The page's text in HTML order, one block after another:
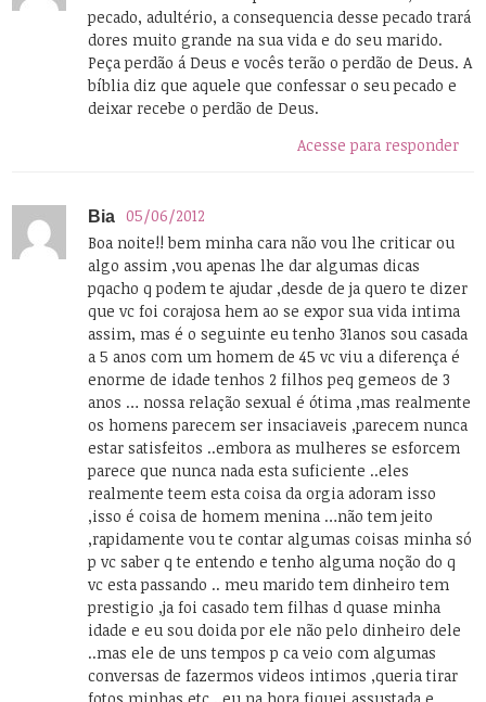
pecado, adultério, a consequencia desse pecado trará
dores muito grande na sua vida e do seu marido.
Peça perdão á Deus e vocês terão o perdão de Deus. A
bíblia diz que aquele que confessar o seu pecado e
deixar recebe o perdão de Deus.
Acesse para responder
Bia
05/06/2012
Boa noite!! bem minha cara não vou lhe criticar ou
algo assim ,vou apenas lhe dar algumas dicas
pqacho q podem te ajudar ,desde de ja quero te dizer
que vc foi corajosa hem ao se expor sua vida intima
assim, mas é o seguinte eu tenho 31anos sou casada
a 5 anos com um homem de 45 vc viu a diferença é
enorme de idade tenhos 2 filhos peq gemeos de 3
anos … nossa relação sexual é ótima ,mas realmente
os homens parecem ser insaciaveis ,parecem nunca
estar satisfeitos ..embora as mulheres se esforcem
parece que nunca nada esta suficiente ..eles
realmente teem esta coisa da orgia adoram isso
,isso é coisa de homem menina …não tem jeito
,rapidamente vou te contar algumas coisas minha só
p vc saber q te entendo e tenho alguma noção do q
vc esta passando .. meu marido tem dinheiro tem
prestigio ,ja foi casado tem filhas d quase minha
idade e eu sou doida por ele não pelo dinheiro dele
..mas ele de uns tempos p ca veio com algumas
conversas de fazermos videos intimos ,queria tirar
fotos minhas etc ..eu na hora fiquei assustada e